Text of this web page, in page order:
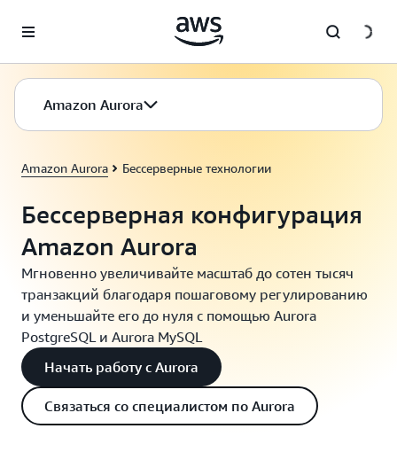
Перейти к главному контенту
Amazon Aurora
Amazon Aurora Бессерверные технологии
Бессерверная конфигурация
Amazon Aurora
Мгновенно увеличивайте масштаб до сотен тысяч
транзакций благодаря пошаговому регулированию
и уменьшайте его до нуля с помощью Aurora
PostgreSQL и Aurora MySQL
Начать работу с Aurora
Связаться со специалистом по Aurora